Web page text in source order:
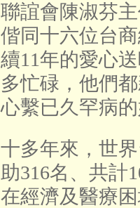
聯誼會陳淑芬
偕同十六位台
續11年的愛心
多忙碌，他們
心繫已久罕病
十多年來，世
助316名、共計
在經濟及醫療